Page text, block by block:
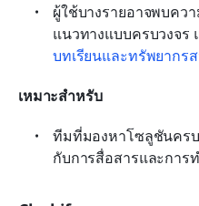
ผู้ใช้บางรายอาจพบคว
บทเรียนและทรัพยากร
เหมาะสำหรับ
ทีมที่มองหาโซลูชันครบ
กับการสื่อสารและการ